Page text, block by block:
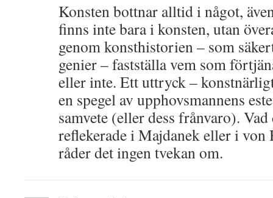
Konsten bottnar alltid i något,
finns inte bara i konsten, utan
genom konsthistorien – som
genier – fastställa vem som
eller inte. Ett uttryck –
en spegel av upphovsmannens
samvete (eller dess frånvaro). Vad
reflekerade i Majdanek eller i von
råder det ingen tvekan om.